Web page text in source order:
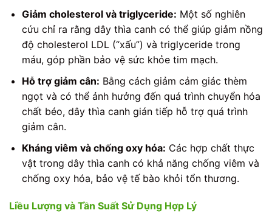
Giảm cholesterol và triglyceride: Một số nghiên
cứu chỉ ra rằng dây thìa canh có thể giúp giảm nồng
độ cholesterol LDL (“xấu”) và triglyceride trong
máu, góp phần bảo vệ sức khỏe tim mạch.
Hỗ trợ giảm cân: Bằng cách giảm cảm giác thèm
ngọt và có thể ảnh hưởng đến quá trình chuyển hóa
chất béo, dây thìa canh gián tiếp hỗ trợ quá trình
giảm cân.
Kháng viêm và chống oxy hóa: Các hợp chất thực
vật trong dây thìa canh có khả năng chống viêm và
chống oxy hóa, bảo vệ tế bào khỏi tổn thương.
Liều Lượng và Tần Suất Sử Dụng Hợp Lý